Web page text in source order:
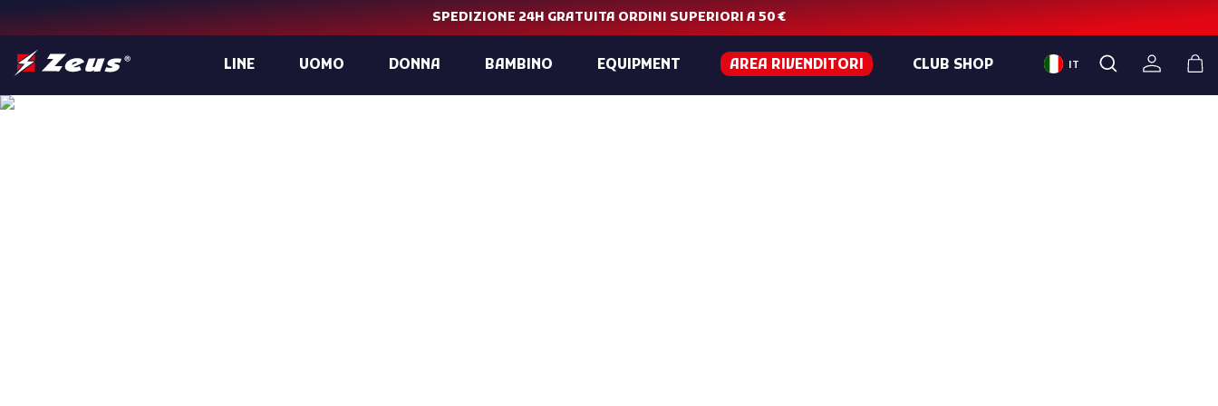
SPEDIZIONE 24H GRATUITA ORDINI SUPERIORI A 50 €
LINE UOMO DONNA BAMBINO EQUIPMENT AREA RIVENDITORI CLUB SHOP IT